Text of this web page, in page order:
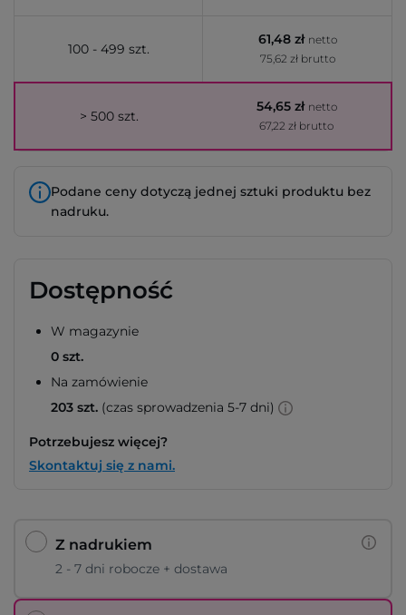
100 - 499 szt.
61,48 zł netto
75,62 zł brutto
> 500 szt.
54,65 zł netto
67,22 zł brutto
Podane ceny dotyczą jednej sztuki produktu bez
nadruku.
Dostępność
W magazynie
0 szt.
Na zamówienie
203 szt. (czas sprowadzenia 5-7 dni)
Potrzebujesz więcej?
Skontaktuj się z nami.
Z nadrukiem
2 - 7 dni robocze + dostawa